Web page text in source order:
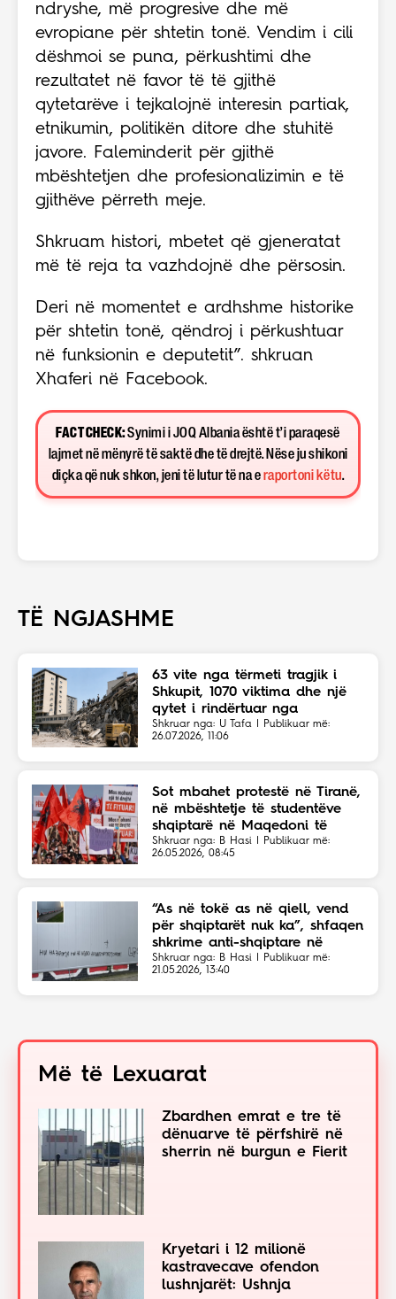
ndryshe, më progresive dhe më
evropiane për shtetin tonë. Vendim i cili
dëshmoi se puna, përkushtimi dhe
rezultatet në favor të të gjithë
qytetarëve i tejkalojnë interesin partiak,
etnikumin, politikën ditore dhe stuhitë
javore. Faleminderit për gjithë
mbështetjen dhe profesionalizimin e të
gjithëve përreth meje.
Shkruam histori, mbetet që gjeneratat
më të reja ta vazhdojnë dhe përsosin.
Deri në momentet e ardhshme historike
për shtetin tonë, qëndroj i përkushtuar
në funksionin e deputetit”. shkruan
Xhaferi në Facebook.
FACT CHECK:Synimi i JOQ Albania është t’i paraqesë
lajmet në mënyrë të saktë dhe të drejtë. Nëse ju shikoni
diçka që nuk shkon, jeni të lutur të na e raportoni këtu.
TË NGJASHME
63 vite nga tërmeti tragjik i
Shkupit, 1070 viktima dhe një
qytet i rindërtuar nga
solidariteti botëror
Shkruar nga: U Tafa | Publikuar më:
26.07.2026, 11:06
Sot mbahet protestë në Tiranë,
në mbështetje të studentëve
shqiptarë në Maqedoni të
Veriut
Shkruar nga: B Hasi | Publikuar më:
26.05.2026, 08:45
“As në tokë as në qiell, vend
për shqiptarët nuk ka”, shfaqen
shkrime anti-shqiptare në
Shkup
Shkruar nga: B Hasi | Publikuar më:
21.05.2026, 13:40
Më të Lexuarat
Zbardhen emrat e tre të
dënuarve të përfshirë në
sherrin në burgun e Fierit
Kryetari i 12 milionë
kastravecave ofendon
lushnjarët: Ushnja